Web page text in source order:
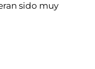
sido muy